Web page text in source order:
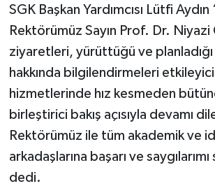
SGK Başkan Yardımcısı Lütfi
Rektörümüz Sayın Prof. Dr. Niyazi
ziyaretleri, yürüttüğü ve
hakkında bilgilendirmeleri
hizmetlerinde hız kesmeden
birleştirici bakış açısıyla devamı
Rektörümüz ile tüm akademik ve
arkadaşlarına başarı ve
dedi.
SEÇİM 2014
KİM KİMDİR
ÇEK GÖNDER
KİTAP
HEDEF2020